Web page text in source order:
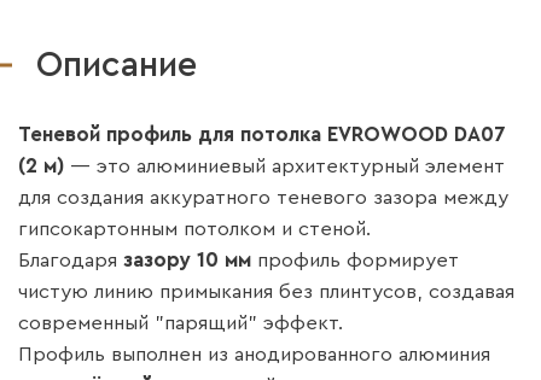
Описание
Теневой профиль для потолка EVROWOOD DA07
(2 м) — это алюминиевый архитектурный элемент
для создания аккуратного теневого зазора между
гипсокартонным потолком и стеной.
Благодаря зазору 10 мм профиль формирует
чистую линию примыкания без плинтусов, создавая
современный "парящий" эффект.
Профиль выполнен из анодированного алюминия